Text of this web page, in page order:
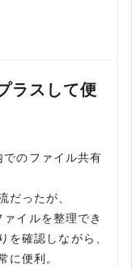
ラスして便
のファイル共有
だったが、
イルを整理でき
を確認しながら、
に便利。